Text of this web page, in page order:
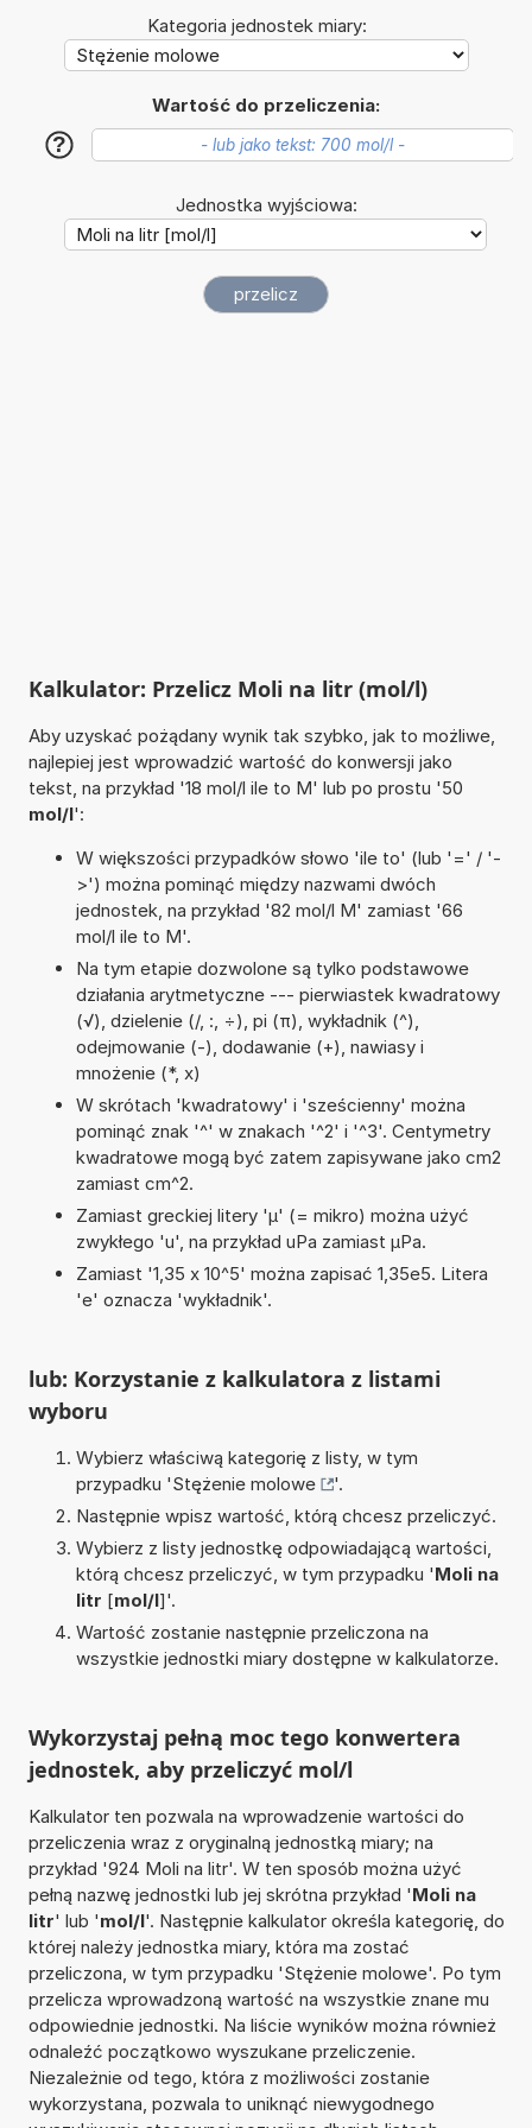
Kategoria jednostek miary:
Wartość do przeliczenia:
?
Jednostka wyjściowa:
Kalkulator: Przelicz Moli na litr (mol/l)
Aby uzyskać pożądany wynik tak szybko, jak to możliwe,
najlepiej jest wprowadzić wartość do konwersji jako
tekst, na przykład '18 mol/l ile to M' lub po prostu '50
mol/l':
W większości przypadków słowo 'ile to' (lub '=' / '-
>') można pominąć między nazwami dwóch
jednostek, na przykład '82 mol/l M' zamiast '66
mol/l ile to M'.
Na tym etapie dozwolone są tylko podstawowe
działania arytmetyczne --- pierwiastek kwadratowy
(√), dzielenie (/, :, ÷), pi (π), wykładnik (^),
odejmowanie (-), dodawanie (+), nawiasy i
mnożenie (*, x)
W skrótach 'kwadratowy' i 'sześcienny' można
pominąć znak '^' w znakach '^2' i '^3'. Centymetry
kwadratowe mogą być zatem zapisywane jako cm2
zamiast cm^2.
Zamiast greckiej litery 'µ' (= mikro) można użyć
zwykłego 'u', na przykład uPa zamiast µPa.
Zamiast '1,35 x 10^5' można zapisać 1,35e5. Litera
'e' oznacza 'wykładnik'.
lub: Korzystanie z kalkulatora z listami
wyboru
Wybierz właściwą kategorię z listy, w tym
przypadku 'Stężenie molowe
'.
Następnie wpisz wartość, którą chcesz przeliczyć.
Wybierz z listy jednostkę odpowiadającą wartości,
którą chcesz przeliczyć, w tym przypadku 'Moli na
litr [mol/l]'.
Wartość zostanie następnie przeliczona na
wszystkie jednostki miary dostępne w kalkulatorze.
Wykorzystaj pełną moc tego konwertera
jednostek, aby przeliczyć mol/l
Kalkulator ten pozwala na wprowadzenie wartości do
przeliczenia wraz z oryginalną jednostką miary; na
przykład '924 Moli na litr'. W ten sposób można użyć
pełną nazwę jednostki lub jej skrótna przykład 'Moli na
litr' lub 'mol/l'. Następnie kalkulator określa kategorię, do
której należy jednostka miary, która ma zostać
przeliczona, w tym przypadku 'Stężenie molowe'. Po tym
przelicza wprowadzoną wartość na wszystkie znane mu
odpowiednie jednostki. Na liście wyników można również
odnaleźć początkowo wyszukane przeliczenie.
Niezależnie od tego, która z możliwości zostanie
wykorzystana, pozwala to uniknąć niewygodnego